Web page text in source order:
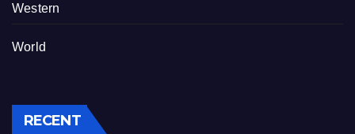
Western
World
RECENT